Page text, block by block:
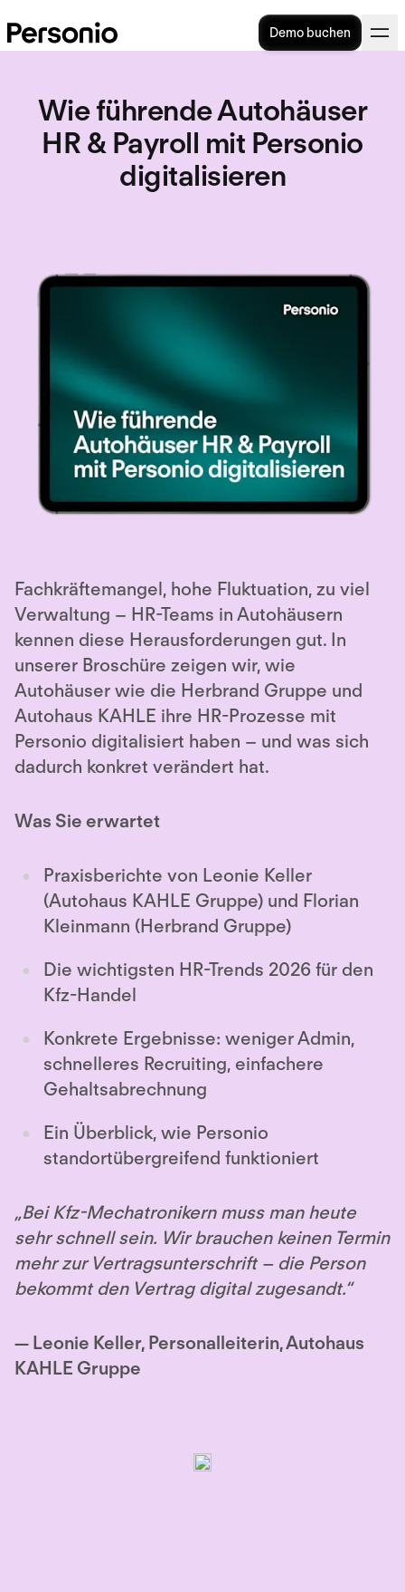
Demo buchen
Wie führende Autohäuser
HR & Payroll mit Personio
digitalisieren
Fachkräftemangel, hohe Fluktuation, zu viel
Verwaltung – HR-Teams in Autohäusern
kennen diese Herausforderungen gut. In
unserer Broschüre zeigen wir, wie
Autohäuser wie die Herbrand Gruppe und
Autohaus KAHLE ihre HR-Prozesse mit
Personio digitalisiert haben – und was sich
dadurch konkret verändert hat.
Was Sie erwartet
Praxisberichte von Leonie Keller
(Autohaus KAHLE Gruppe) und Florian
Kleinmann (Herbrand Gruppe)
Die wichtigsten HR-Trends 2026 für den
Kfz-Handel
Konkrete Ergebnisse: weniger Admin,
schnelleres Recruiting, einfachere
Gehaltsabrechnung
Ein Überblick, wie Personio
standortübergreifend funktioniert
„Bei Kfz-Mechatronikern muss man heute
sehr schnell sein. Wir brauchen keinen Termin
mehr zur Vertragsunterschrift – die Person
bekommt den Vertrag digital zugesandt.“
— Leonie Keller, Personalleiterin, Autohaus
KAHLE Gruppe